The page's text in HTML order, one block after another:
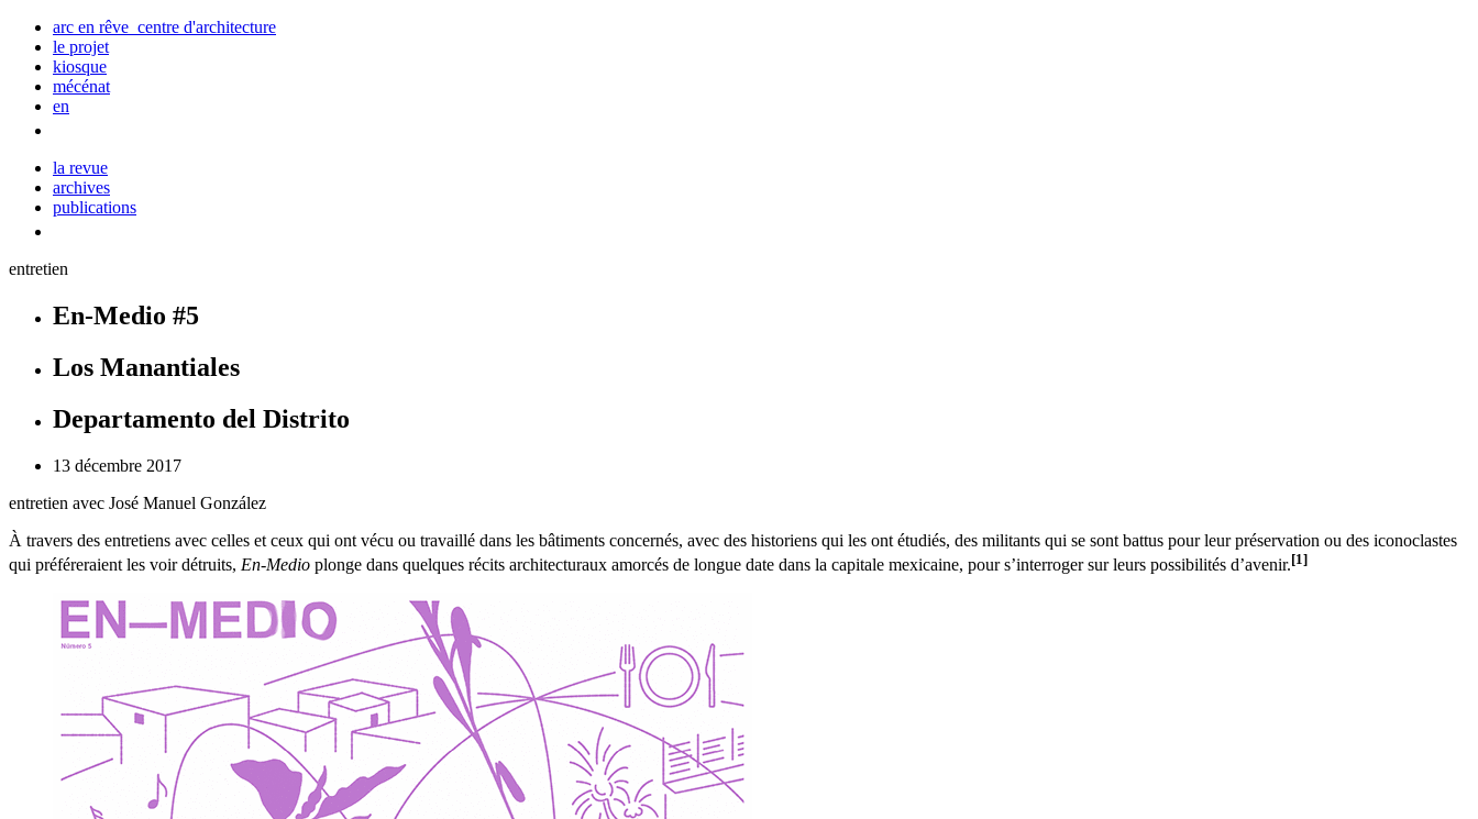
arc en rêve centre d'architecture
le projet
kiosque
mécénat
en
la revue
archives
publications
entretien
En-Medio #5
Los Manantiales
Departamento del Distrito
13 décembre 2017
entretien avec José Manuel González
À travers des entretiens avec celles et ceux qui ont vécu ou travaillé dans les bâtiments concernés, avec des historiens qui les ont étudiés, des militants qui se sont battus pour leur préservation ou des iconoclastes
qui préféreraient les voir détruits, En-Medio plonge dans quelques récits architecturaux amorcés de longue date dans la capitale mexicaine, pour s’interroger sur leurs possibilités d’avenir.[1]